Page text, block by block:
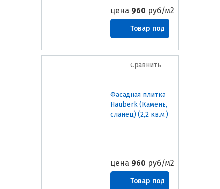
цена 960 руб/м2
Товар под
заказ
Сравнить
Фасадная плитка
Hauberk (Камень,
сланец) (2,2 кв.м.)
цена 960 руб/м2
Товар под